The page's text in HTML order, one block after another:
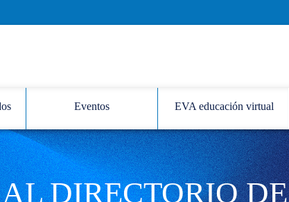
Eventos EVA educación virtual
DIRECTORIO DE